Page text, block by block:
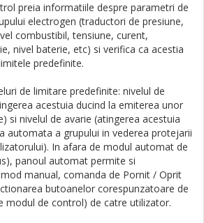
preia informatiile despre parametri de
electrogen (traductori de presiune,
combustibil, tensiune, curent,
nivel baterie, etc) si verifica ca acestia
predefinite.
de limitare predefinite: nivelul de
acestuia ducind la emiterea unor
si nivelul de avarie (atingerea acestuia
automata a grupului in vederea protejarii
In afara de modul automat de
panoul automat permite si
manual, comanda de Pornit / Oprit
butoanelor corespunzatoare de
modul de control) de catre utilizator.